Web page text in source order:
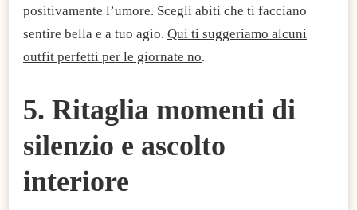
positivamente l’umore. Scegli abiti che ti facciano
sentire bella e a tuo agio. Qui ti suggeriamo alcuni
outfit perfetti per le giornate no.
5. Ritaglia momenti di
silenzio e ascolto
interiore